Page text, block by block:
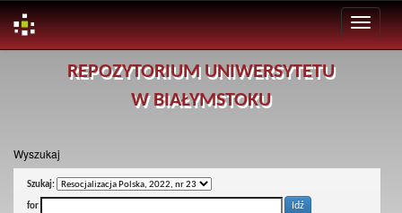
REPOZYTORIUM UNIWERSYTETU
W BIAŁYMSTOKU
Wyszukaj
Szukaj:
for